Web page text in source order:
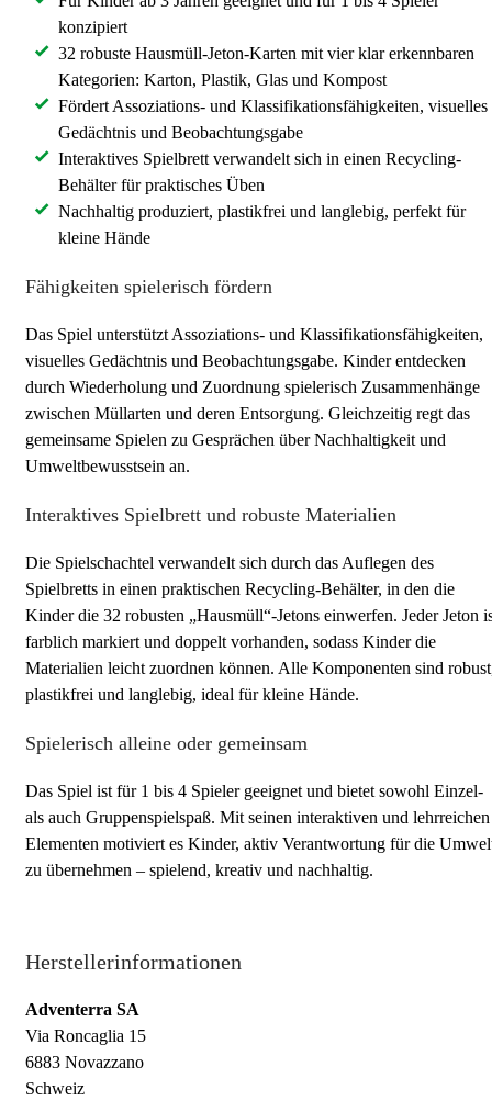
konzipiert
32 robuste Hausmüll-Jeton-Karten mit vier klar erkennbaren
Kategorien: Karton, Plastik, Glas und Kompost
Fördert Assoziations- und Klassifikationsfähigkeiten, visuelles
Gedächtnis und Beobachtungsgabe
Interaktives Spielbrett verwandelt sich in einen Recycling-
Behälter für praktisches Üben
Nachhaltig produziert, plastikfrei und langlebig, perfekt für
kleine Hände
Fähigkeiten spielerisch fördern
Das Spiel unterstützt Assoziations- und Klassifikationsfähigkeiten,
visuelles Gedächtnis und Beobachtungsgabe. Kinder entdecken
durch Wiederholung und Zuordnung spielerisch Zusammenhänge
zwischen Müllarten und deren Entsorgung. Gleichzeitig regt das
gemeinsame Spielen zu Gesprächen über Nachhaltigkeit und
Umweltbewusstsein an.
Interaktives Spielbrett und robuste Materialien
Die Spielschachtel verwandelt sich durch das Auflegen des
Spielbretts in einen praktischen Recycling-Behälter, in den die
Kinder die 32 robusten „Hausmüll“-Jetons einwerfen. Jeder Jeton
farblich markiert und doppelt vorhanden, sodass Kinder die
Materialien leicht zuordnen können. Alle Komponenten sind
plastikfrei und langlebig, ideal für kleine Hände.
Spielerisch alleine oder gemeinsam
Das Spiel ist für 1 bis 4 Spieler geeignet und bietet sowohl Einzel-
als auch Gruppenspielspaß. Mit seinen interaktiven und lehrreichen
Elementen motiviert es Kinder, aktiv Verantwortung für die
zu übernehmen – spielend, kreativ und nachhaltig.
Herstellerinformationen
Adventerra SA
Via Roncaglia 15
6883 Novazzano
Schweiz